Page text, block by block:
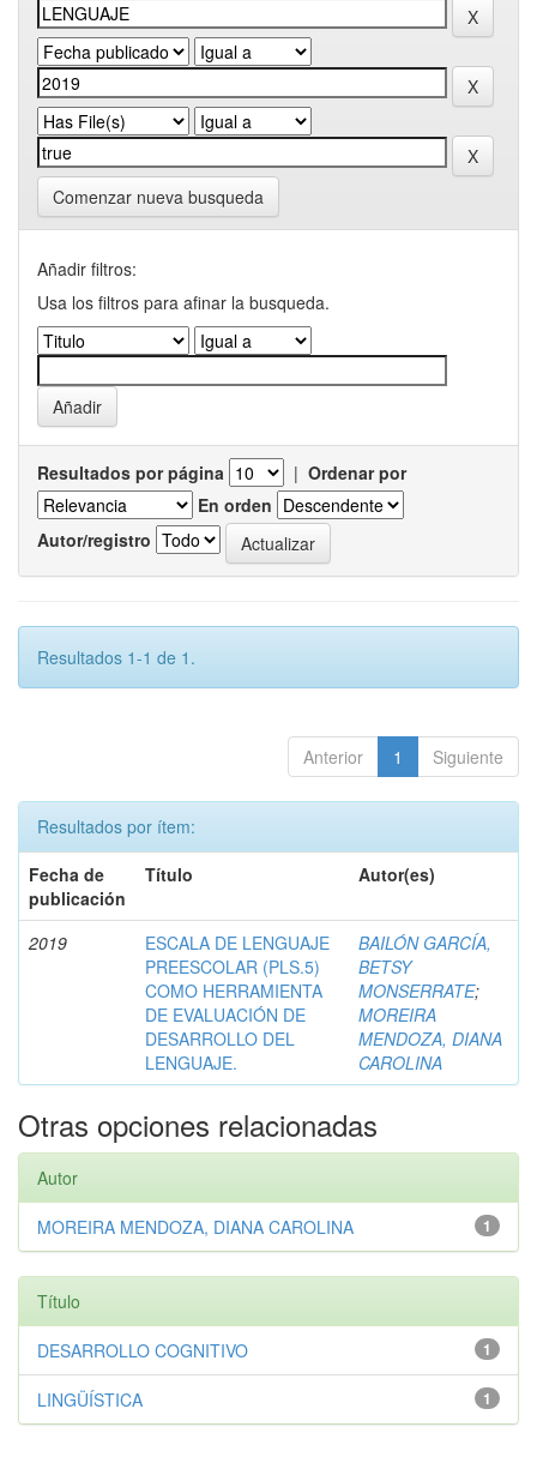
Comenzar nueva busqueda
Añadir filtros:
Usa los filtros para afinar la busqueda.
Resultados por página | Ordenar por
En orden
Autor/registro
Resultados 1-1 de 1.
Anterior 1 Siguiente
Resultados por ítem:
Fecha de
publicación
Título Autor(es)
2019
ESCALA DE LENGUAJE
PREESCOLAR (PLS.5)
COMO HERRAMIENTA
DE EVALUACIÓN DE
DESARROLLO DEL
LENGUAJE.
BAILÓN GARCÍA,
BETSY
MONSERRATE;
MOREIRA
MENDOZA, DIANA
CAROLINA
Otras opciones relacionadas
Autor
1
MOREIRA MENDOZA, DIANA CAROLINA
Título
1
DESARROLLO COGNITIVO
1
LINGÜÍSTICA